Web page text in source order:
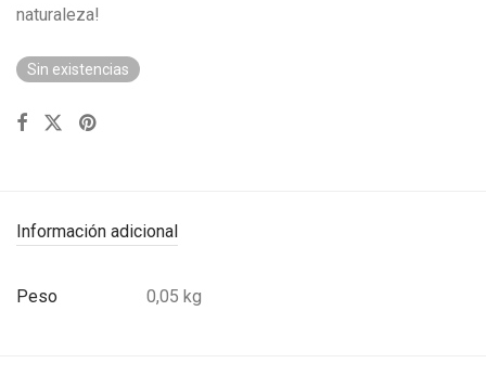
naturaleza!
Sin existencias
Información adicional
Peso 0,05 kg